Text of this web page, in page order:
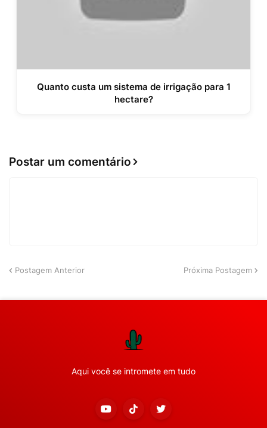
Quanto custa um sistema de irrigação para 1
hectare?
Postar um comentário
Postagem Anterior Próxima Postagem
Aqui você se intromete em tudo